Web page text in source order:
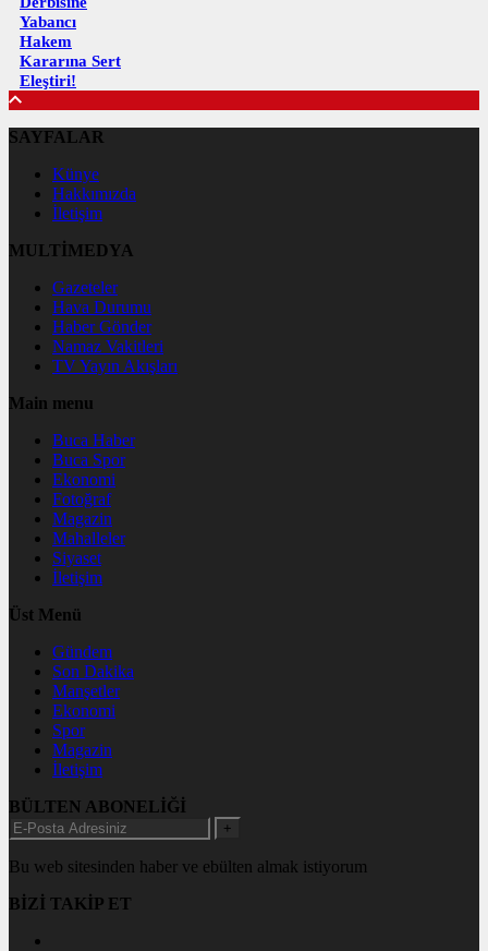
Yabancı
Hakem
Kararına Sert
Eleştiri!
SAYFALAR
Künye
Hakkımızda
İletişim
MULTİMEDYA
Gazeteler
Hava Durumu
Haber Gönder
Namaz Vakitleri
TV Yayın Akışları
Main menu
Buca Haber
Buca Spor
Ekonomi
Fotoğraf
Magazin
Mahalleler
Siyaset
İletişim
Üst Menü
Gündem
Son Dakika
Manşetler
Ekonomi
Spor
Magazin
İletişim
BÜLTEN ABONELİĞİ
+
Bu web sitesinden haber ve ebülten almak istiyorum
BİZİ TAKİP ET